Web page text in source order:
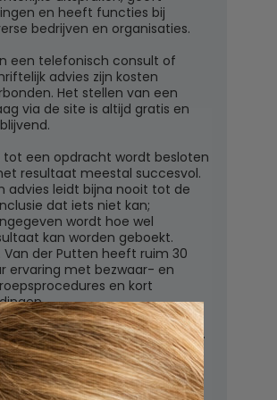
en heeft functies bij
bedrijven en organisaties.
een telefonisch consult of
advies zijn kosten
Het stellen van een
via de site is altijd gratis en
tot een opdracht wordt besloten
resultaat meestal succesvol.
advies leidt bijna nooit tot de
dat iets niet kan;
wordt hoe wel
kan worden geboekt.
Van der Putten heeft ruim 30
ervaring met bezwaar- en
en kort
adviesbureau mr. W.G.H.M.
der Putten c.s.
7
WN Velp (Gld)